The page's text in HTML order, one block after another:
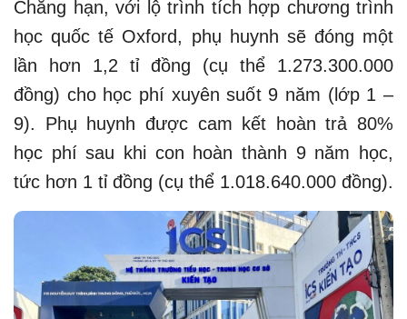
Chẳng hạn, với lộ trình tích hợp chương trình
học quốc tế Oxford, phụ huynh sẽ đóng một
lần hơn 1,2 tỉ đồng (cụ thể 1.273.300.000
đồng) cho học phí xuyên suốt 9 năm (lớp 1 –
9). Phụ huynh được cam kết hoàn trả 80%
học phí sau khi con hoàn thành 9 năm học,
tức hơn 1 tỉ đồng (cụ thể 1.018.640.000 đồng).